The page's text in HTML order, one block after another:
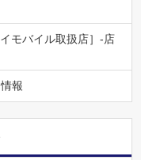
モバイル取扱店］-店
報